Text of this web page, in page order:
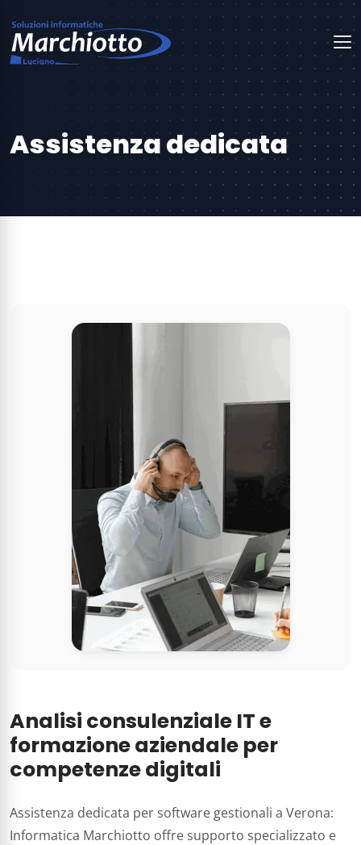
Assistenza dedicata
Analisi consulenziale IT e
formazione aziendale per
competenze digitali
Assistenza dedicata per software gestionali a Verona:
Informatica Marchiotto offre supporto specializzato e